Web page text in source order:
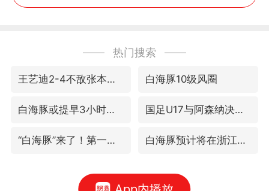
热门搜索
王艺迪2-4不敌张本美和止步4强 白海豚10级风圈
白海豚或提早3小时登陆 国足U17与阿森纳决赛取消 并列冠军
“白海豚”来了！第一批飞机已绑好 白海豚预计将在浙江苍南到三门一带登陆